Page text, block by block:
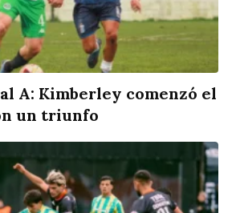
A: Kimberley comenzó el
un triunfo